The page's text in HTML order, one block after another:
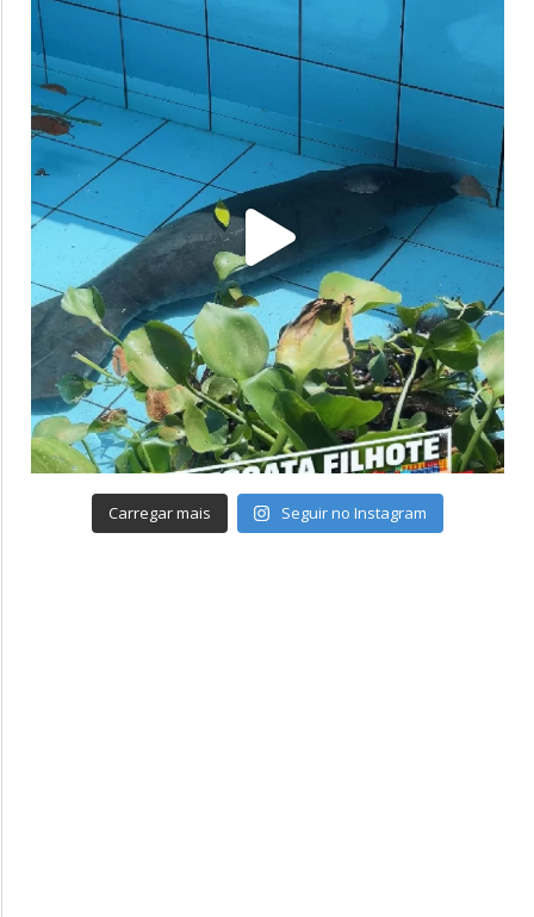
Carregar mais Seguir no Instagram